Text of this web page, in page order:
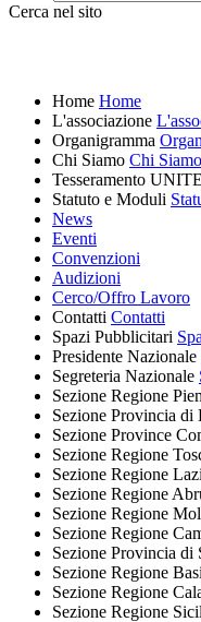
Cerca nel sito
Home Home
L'associazione
Organigramma
Chi Siamo Chi Siamo
Tesseramento
Statuto e Moduli
News
Eventi
Convenzioni
Audizioni
Cerco/Offro Lavoro
Contatti Contatti
Spazi Pubblicitari
Presidente Nazionale
Segreteria Nazionale
Sezione Regione
Sezione Provincia di
Sezione Province
Sezione Regione
Sezione Regione
Sezione Regione
Sezione Regione
Sezione Regione
Sezione Provincia di
Sezione Regione
Sezione Regione
Sezione Regione